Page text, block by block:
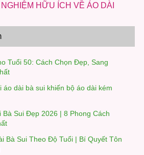
HỮU ÍCH VỀ ÁO DÀI
Tuổi 50: Cách Chọn Đẹp, Sang
áo dài bà sui khiến bộ áo dài kém
Bà Sui Đẹp 2026 | 8 Phong Cách
Bà Sui Theo Độ Tuổi | Bí Quyết Tôn